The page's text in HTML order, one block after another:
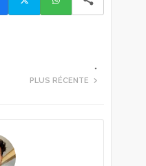
app
PLUS RÉCENTE